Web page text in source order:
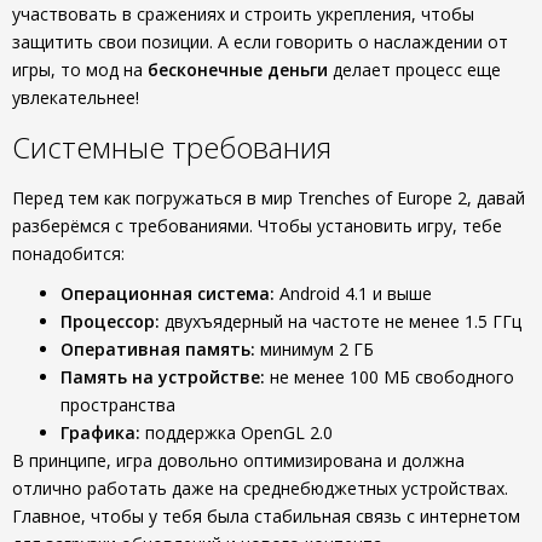
участвовать в сражениях и строить укрепления, чтобы
защитить свои позиции. А если говорить о наслаждении от
игры, то мод на бесконечные деньги делает процесс еще
увлекательнее!
Системные требования
Перед тем как погружаться в мир Trenches of Europe 2, давай
разберёмся с требованиями. Чтобы установить игру, тебе
понадобится:
Операционная система: Android 4.1 и выше
Процессор: двухъядерный на частоте не менее 1.5 ГГц
Оперативная память: минимум 2 ГБ
Память на устройстве: не менее 100 МБ свободного
пространства
Графика: поддержка OpenGL 2.0
В принципе, игра довольно оптимизирована и должна
отлично работать даже на среднебюджетных устройствах.
Главное, чтобы у тебя была стабильная связь с интернетом